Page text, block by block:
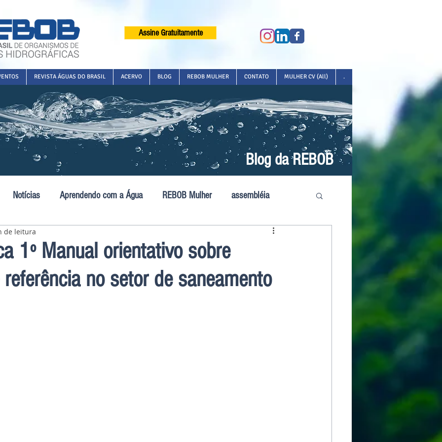
Assine Gratuitamente
REVISTA ÁGUAS DO BRASIL ACERVO BLOG REBOB MULHER CONTATO MULHER CV (All) .
Blog da REBOB
Notícias Aprendendo com a Água REBOB Mulher assembléia
1º Manual orientativo sobre
no setor de saneamento
de leitura